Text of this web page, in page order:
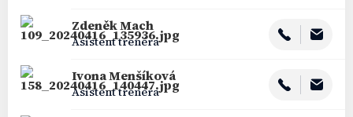
ZdeněkMach
Asistent trenéra
IvonaMenšíková
Asistent trenéra